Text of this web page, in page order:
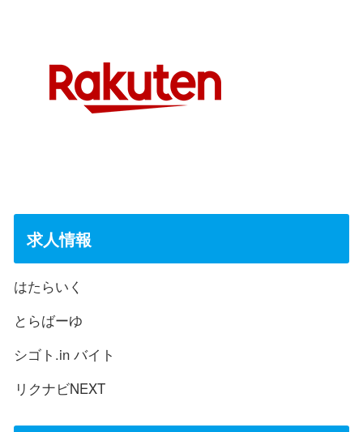
求人情報
はたらいく
とらばーゆ
シゴト.in バイト
リクナビNEXT